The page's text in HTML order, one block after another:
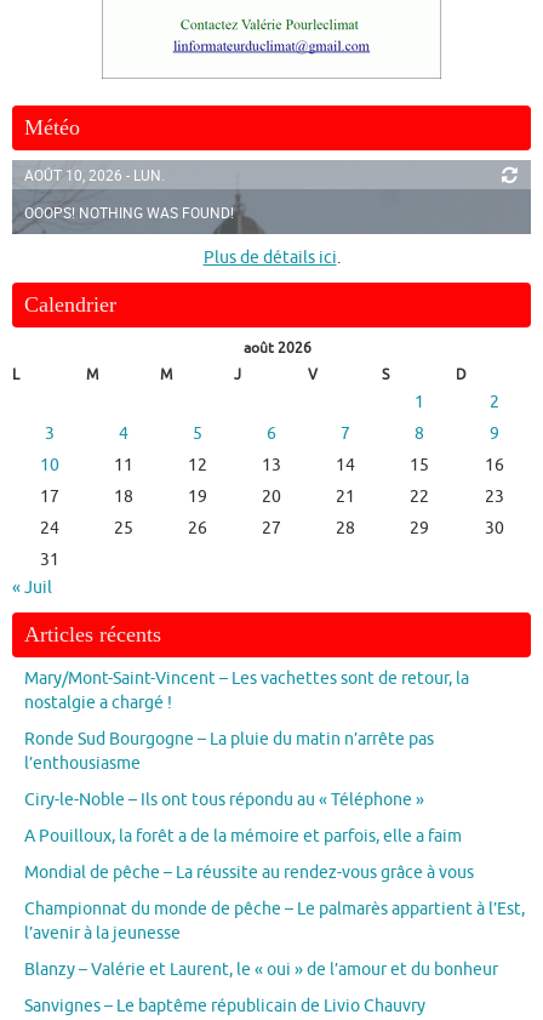
Météo
AOÛT 10, 2026 - LUN.
OOOPS! NOTHING WAS FOUND!
Plus de détails ici.
Calendrier
août 2026
L
M M J V S D
1
2
3
4 5 6 7 8
9
10
11 12 13 14 15
16
17
18 19 20 21 22
23
24
25 26 27 28 29
30
31
« Juil
Articles récents
Mary/Mont-Saint-Vincent – Les vachettes sont de retour, la
nostalgie a chargé !
Ronde Sud Bourgogne – La pluie du matin n’arrête pas
l’enthousiasme
Ciry-le-Noble – Ils ont tous répondu au « Téléphone »
A Pouilloux, la forêt a de la mémoire et parfois, elle a faim
Mondial de pêche – La réussite au rendez-vous grâce à vous
Championnat du monde de pêche – Le palmarès appartient à l’Est,
l’avenir à la jeunesse
Blanzy – Valérie et Laurent, le « oui » de l’amour et du bonheur
Sanvignes – Le baptême républicain de Livio Chauvry